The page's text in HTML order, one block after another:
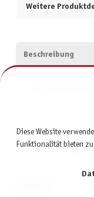
Weitere
Beschreibung
Diese Website
Funktionalität bieten